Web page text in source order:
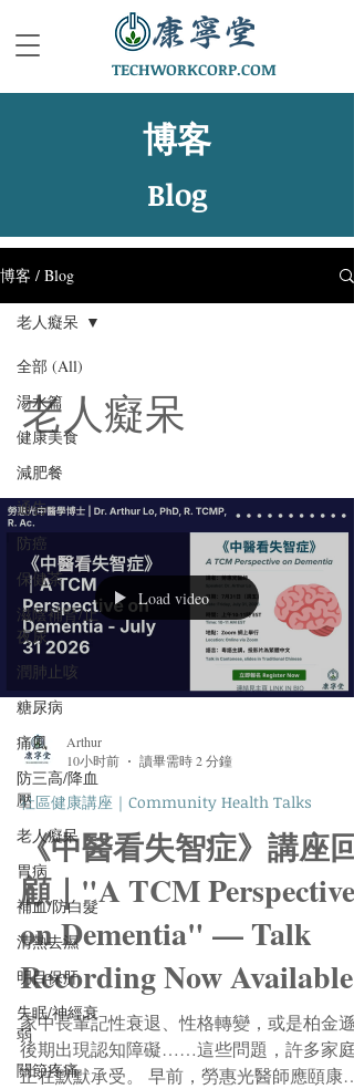
TECHWORKCORP.COM
博客
Blog
博客 / Blog
全部 (All)
湯水篇
健康美食
減肥餐
通告
防癌
保健茶
滋陰補腎/止
夜尿
潤肺止咳
糖尿病
痛風
防三高/降血
壓
老人癡呆
胃病
補血/防白髮
清熱去濕
明目保肝
失眠/神經衰
弱
關節疼痛
老人癡呆
老人癡呆
Load video
Arthur
10小时前
讀畢需時 2 分鐘
社區健康講座｜Community Health Talks
《中醫看失智症》講座回
顧｜"A TCM Perspective
on Dementia" — Talk
Recording Now Available
家中長輩記性衰退、性格轉變，或是柏金遜
後期出現認知障礙……這些問題，許多家庭
正在默默承受。 早前，勞惠光醫師應頤康